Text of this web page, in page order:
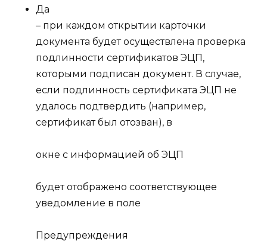
Да
– при каждом открытии карточки
документа будет осуществлена проверка
подлинности сертификатов ЭЦП,
которыми подписан документ. В случае,
если подлинность сертификата ЭЦП не
удалось подтвердить (например,
сертификат был отозван), в
окне с информацией об ЭЦП
будет отображено соответствующее
уведомление в поле
Предупреждения